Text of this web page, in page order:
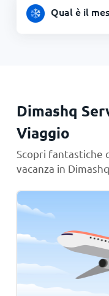
Qual è il
Dimashq
Viaggio
Scopri fantastiche
vacanza in Dimashq